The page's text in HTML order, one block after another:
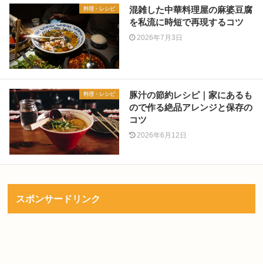
料理・レシピ
混雑した中華料理屋の麻婆豆腐
を私流に時短で再現するコツ
2026年7月3日
料理・レシピ
豚汁の節約レシピ｜家にあるも
ので作る絶品アレンジと保存の
コツ
2026年6月12日
スポンサードリンク